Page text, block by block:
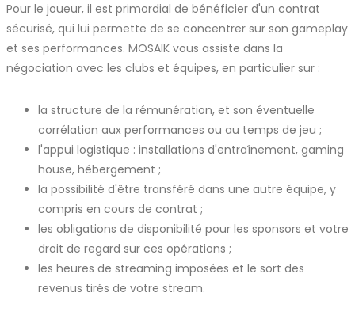
Pour le joueur, il est primordial de bénéficier d'un contrat
sécurisé, qui lui permette de se concentrer sur son gameplay
et ses performances. MOSAIK vous assiste dans la
négociation avec les clubs et équipes, en particulier sur :
la structure de la rémunération, et son éventuelle
corrélation aux performances ou au temps de jeu ;
l'appui logistique : installations d'entraînement, gaming
house, hébergement ;
la possibilité d'être transféré dans une autre équipe, y
compris en cours de contrat ;
les obligations de disponibilité pour les sponsors et votre
droit de regard sur ces opérations ;
les heures de streaming imposées et le sort des
revenus tirés de votre stream.